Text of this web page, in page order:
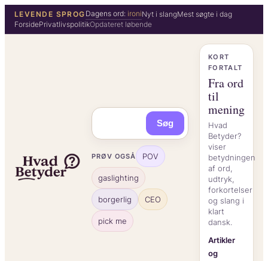
Spring
LEVENDE SPROG Dagens ord: ironiNyt i slangMest søgte i dag
ForsidePrivatlivspolitikOpdateret løbende
Søg
PRØV OGSÅ POV
gaslighting
borgerlig CEO
pick me
KORT
FORTALT
Fra ord
til
mening
Hvad
Betyder?
viser
betydningen
af ord,
udtryk,
forkortelser
og slang i
klart
dansk.
Artikler
og